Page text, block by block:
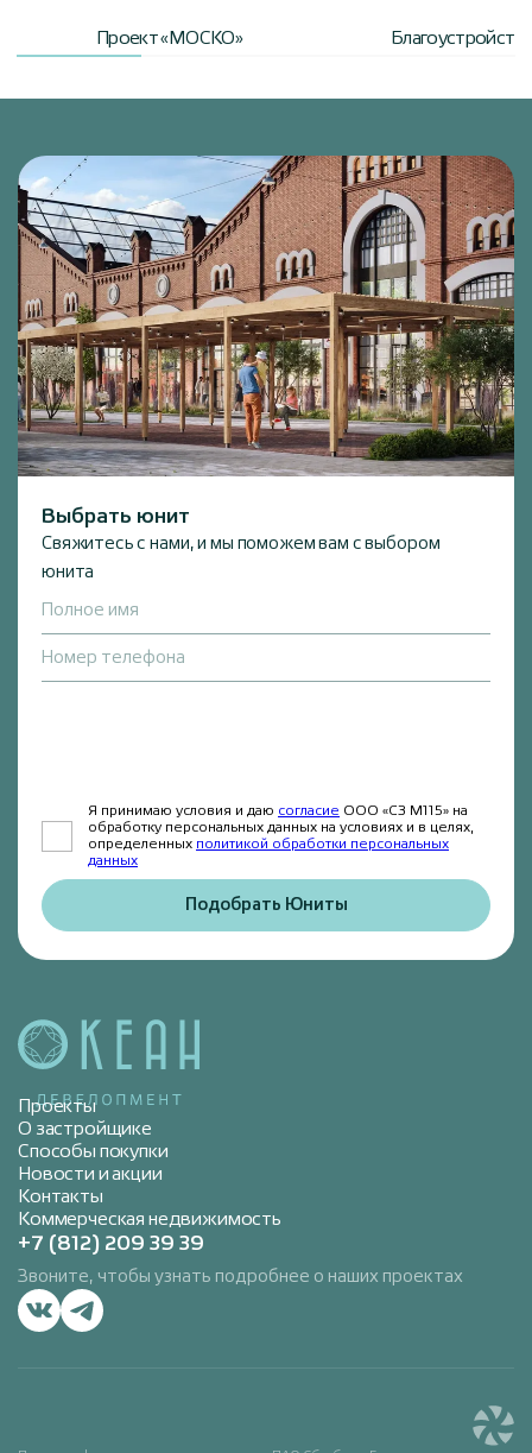
Проект «МОСКО»
Выбрать юнит
Свяжитесь с нами, и мы поможем вам с выбором
юнита
Полное имя
Номер телефона
Я принимаю условия и даю согласие ООО «СЗ М115» на
обработку персональных данных на условиях и в целях,
определенных политикой обработки персональных
данных
Подобрать Юниты
+7 (812) 209 39 39
Звоните, чтобы узнать подробнее о наших проектах
Проекты
О застройщике
Способы покупки
Новости и акции
Контакты
Коммерческая недвижимость